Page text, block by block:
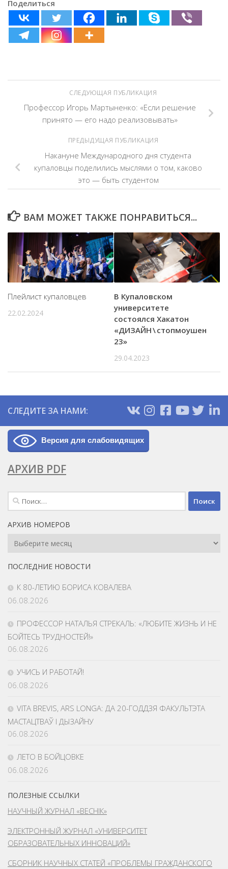
Поделиться
СЛЕДУЮЩАЯ ПУБЛИКАЦИЯ
Профессор Игорь Мартыненко: «Если решение
принято — его надо реализовывать»
ПРЕДЫДУЩАЯ ПУБЛИКАЦИЯ
Накануне Международного дня студента
купаловцы поделились мыслями о том, каково
это — быть студентом
ВАМ МОЖЕТ ТАКЖЕ ПОНРАВИТЬСЯ...
Плейлист купаловцев
22.02.2024
В Купаловском
университете
состоялся Хакатон
«ДИЗАЙН \ стопмоушен
23»
29.04.2023
СЛЕДИТЕ ЗА НАМИ:
Версия для слабовидящих
АРХИВ PDF
Найти:
АРХИВ НОМЕРОВ
Архив
ПОСЛЕДНИЕ НОВОСТИ
К 80-ЛЕТИЮ БОРИСА КОВАЛЕВА
06.08.2026
ПРОФЕССОР НАТАЛЬЯ СТРЕКАЛЬ: «ЛЮБИТЕ ЖИЗНЬ И НЕ
БОЙТЕСЬ ТРУДНОСТЕЙ!»
06.08.2026
УЧИСЬ И РАБОТАЙ!
06.08.2026
VITA BREVIS, ARS LONGA: ДА 20-ГОДДЗЯ ФАКУЛЬТЭТА
МАСТАЦТВАЎ І ДЫЗАЙНУ
06.08.2026
ЛЕТО В БОЙЦОВКЕ
06.08.2026
ПОЛЕЗНЫЕ ССЫЛКИ
НАУЧНЫЙ ЖУРНАЛ «ВЕСНІК»
ЭЛЕКТРОННЫЙ ЖУРНАЛ «УНИВЕРСИТЕТ
ОБРАЗОВАТЕЛЬНЫХ ИННОВАЦИЙ»
СБОРНИК НАУЧНЫХ СТАТЕЙ «ПРОБЛЕМЫ ГРАЖДАНСКОГО